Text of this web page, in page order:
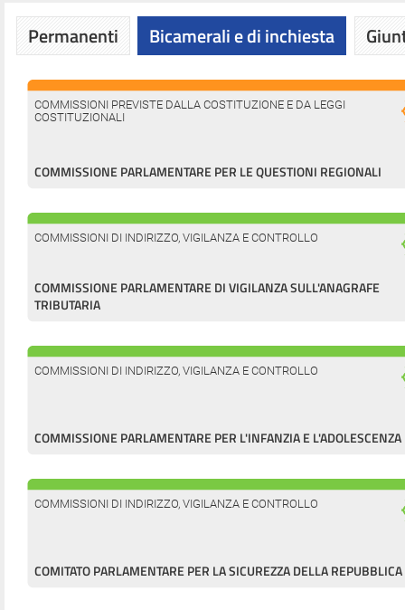
Permanenti Bicamerali e di inchiesta
COMMISSIONI PREVISTE DALLA COSTITUZIONE E DA LEGGI
COSTITUZIONALI
COMMISSIONE PARLAMENTARE PER LE QUESTIONI REGIONALI
COMMISSIONI DI INDIRIZZO, VIGILANZA E CONTROLLO
COMMISSIONE PARLAMENTARE DI VIGILANZA SULL'ANAGRAFE
TRIBUTARIA
COMMISSIONI DI INDIRIZZO, VIGILANZA E CONTROLLO
COMMISSIONE PARLAMENTARE PER L'INFANZIA E L'ADOLESCENZA
COMMISSIONI DI INDIRIZZO, VIGILANZA E CONTROLLO
COMITATO PARLAMENTARE PER LA SICUREZZA DELLA REPUBBLICA